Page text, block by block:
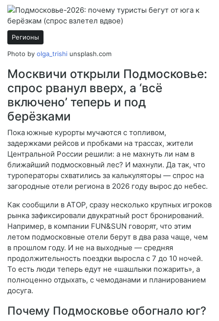
Регионы
Photo by olga_trishi unsplash.com
Москвичи открыли Подмосковье:
спрос рванул вверх, а ‘всё
включено’ теперь и под
берёзками
Пока южные курорты мучаются с топливом,
задержками рейсов и пробками на трассах, жители
Центральной России решили: а не махнуть ли нам в
ближайший подмосковный лес? И махнули. Да так, что
туроператоры схватились за калькуляторы — спрос на
загородные отели региона в 2026 году вырос до небес.
Как сообщили в АТОР, сразу несколько крупных игроков
рынка зафиксировали двукратный рост бронирований.
Например, в компании FUN&SUN говорят, что этим
летом подмосковные отели берут в два раза чаще, чем
в прошлом году. И не на выходные — средняя
продолжительность поездки выросла с 7 до 10 ночей.
То есть люди теперь едут не «шашлыки пожарить», а
полноценно отдыхать, с чемоданами и планированием
досуга.
Почему Подмосковье обогнало юг?